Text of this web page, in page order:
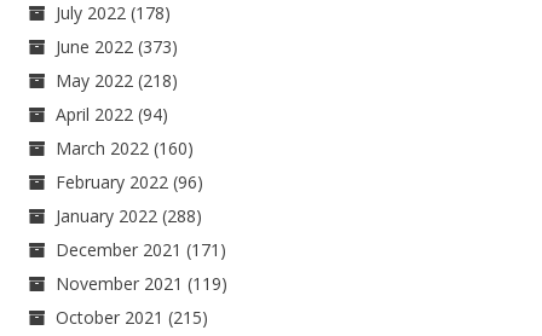
July 2022 (178)
June 2022 (373)
May 2022 (218)
April 2022 (94)
March 2022 (160)
February 2022 (96)
January 2022 (288)
December 2021 (171)
November 2021 (119)
October 2021 (215)